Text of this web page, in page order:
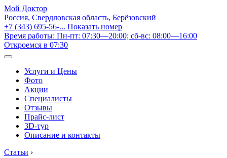
Мой Доктор
Россия, Свердловская область, Берёзовский
+7 (343) 695-56-... Показать номер
Время работы: Пн-пт: 07:30—20:00; сб-вс: 08:00—16:00
Откроемся в 07:30
Услуги и Цены
Фото
Акции
Специалисты
Отзывы
Прайс-лист
3D-тур
Описание и контакты
Статьи ›